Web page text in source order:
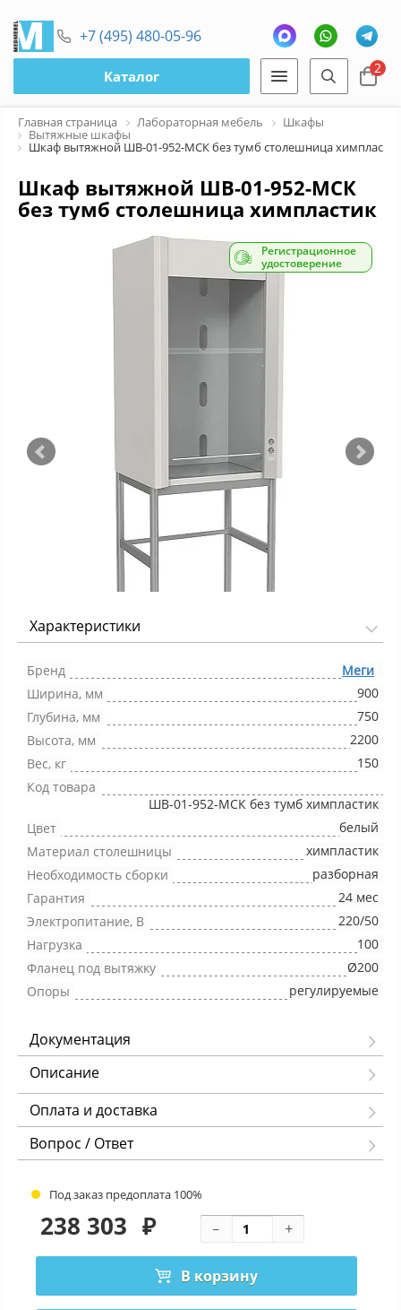
+7 (495) 480-05-96
Каталог 2
Главная страница Лабораторная мебель Шкафы
Вытяжные шкафы
Шкаф вытяжной ШВ-01-952-МСК без тумб столешница химпластик
Шкаф вытяжной ШВ-01-952-МСК
без тумб столешница химпластик
Регистрационное
удостоверение
Характеристики
Бренд
Меги
Ширина, мм
900
Глубина, мм
750
Высота, мм
2200
Вес, кг
150
Код товара
ШВ-01-952-МСК без тумб химпластик
Цвет
белый
Материал столешницы
химпластик
Необходимость сборки
разборная
Гарантия
24 мес
Электропитание, В
220/50
Нагрузка
100
Фланец под вытяжку
Ø200
Опоры
регулируемые
Документация
Описание
Оплата и доставка
Вопрос / Ответ
Под заказ предоплата 100%
238 303 ₽
В корзину